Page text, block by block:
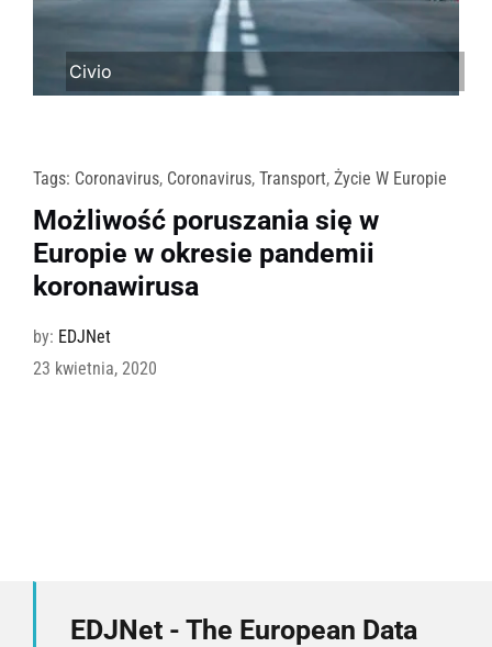
Civio
Tags: Coronavirus, Coronavirus, Transport, Życie W Europie
Możliwość poruszania się w
Europie w okresie pandemii
koronawirusa
by: EDJNet
23 kwietnia, 2020
EDJNet - The European Data